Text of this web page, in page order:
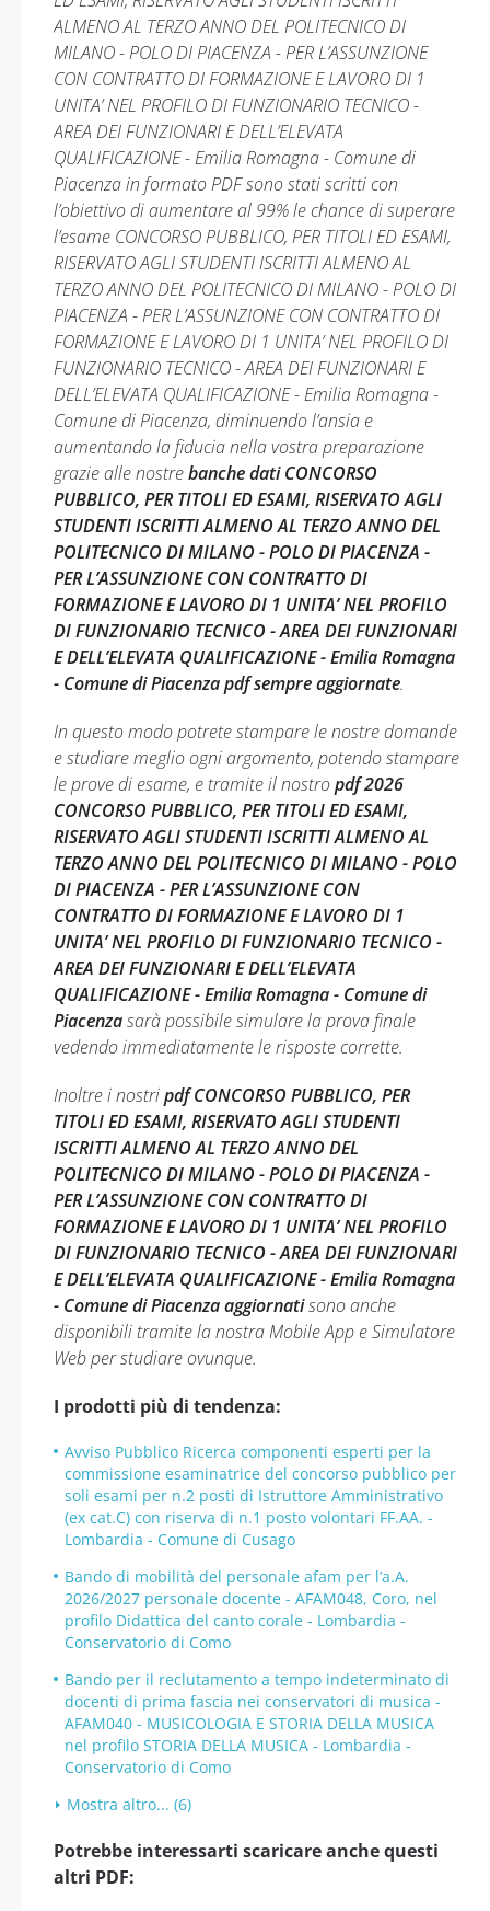
ALMENO AL TERZO ANNO DEL POLITECNICO DI
MILANO - POLO DI PIACENZA - PER L’ASSUNZIONE
CON CONTRATTO DI FORMAZIONE E LAVORO DI 1
UNITA’ NEL PROFILO DI FUNZIONARIO TECNICO -
AREA DEI FUNZIONARI E DELL’ELEVATA
QUALIFICAZIONE - Emilia Romagna - Comune di
Piacenza in formato PDF sono stati scritti con
l’obiettivo di aumentare al 99% le chance di superare
l’esame CONCORSO PUBBLICO, PER TITOLI ED ESAMI,
RISERVATO AGLI STUDENTI ISCRITTI ALMENO AL
TERZO ANNO DEL POLITECNICO DI MILANO - POLO DI
PIACENZA - PER L’ASSUNZIONE CON CONTRATTO DI
FORMAZIONE E LAVORO DI 1 UNITA’ NEL PROFILO DI
FUNZIONARIO TECNICO - AREA DEI FUNZIONARI E
DELL’ELEVATA QUALIFICAZIONE - Emilia Romagna -
Comune di Piacenza, diminuendo l’ansia e
aumentando la fiducia nella vostra preparazione
grazie alle nostrebanche dati CONCORSO
PUBBLICO, PER TITOLI ED ESAMI, RISERVATO AGLI
STUDENTI ISCRITTI ALMENO AL TERZO ANNO DEL
POLITECNICO DI MILANO - POLO DI PIACENZA -
PER L’ASSUNZIONE CON CONTRATTO DI
FORMAZIONE E LAVORO DI 1 UNITA’ NEL PROFILO
DI FUNZIONARIO TECNICO - AREA DEI FUNZIONARI
E DELL’ELEVATA QUALIFICAZIONE - Emilia Romagna
- Comune di Piacenza pdf sempre aggiornate.
In questo modo potrete stampare le nostre domande
e studiare meglio ogni argomento, potendo stampare
le prove di esame, e tramite il nostropdf 2026
CONCORSO PUBBLICO, PER TITOLI ED ESAMI,
RISERVATO AGLI STUDENTI ISCRITTI ALMENO AL
TERZO ANNO DEL POLITECNICO DI MILANO - POLO
DI PIACENZA - PER L’ASSUNZIONE CON
CONTRATTO DI FORMAZIONE E LAVORO DI 1
UNITA’ NEL PROFILO DI FUNZIONARIO TECNICO -
AREA DEI FUNZIONARI E DELL’ELEVATA
QUALIFICAZIONE - Emilia Romagna - Comune di
Piacenzasarà possibile simulare la prova finale
vedendo immediatamente le risposte corrette.
Inoltre i nostripdf CONCORSO PUBBLICO, PER
TITOLI ED ESAMI, RISERVATO AGLI STUDENTI
ISCRITTI ALMENO AL TERZO ANNO DEL
POLITECNICO DI MILANO - POLO DI PIACENZA -
PER L’ASSUNZIONE CON CONTRATTO DI
FORMAZIONE E LAVORO DI 1 UNITA’ NEL PROFILO
DI FUNZIONARIO TECNICO - AREA DEI FUNZIONARI
E DELL’ELEVATA QUALIFICAZIONE - Emilia Romagna
- Comune di Piacenza aggiornatisono anche
disponibili tramite la nostra Mobile App e Simulatore
Web per studiare ovunque.
I prodotti più di tendenza:
Avviso Pubblico Ricerca componenti esperti per la
commissione esaminatrice del concorso pubblico per
soli esami per n.2 posti di Istruttore Amministrativo
(ex cat.C) con riserva di n.1 posto volontari FF.AA. -
Lombardia - Comune di Cusago
Bando di mobilità del personale afam per l’a.A.
2026/2027 personale docente - AFAM048, Coro, nel
profilo Didattica del canto corale - Lombardia -
Conservatorio di Como
Bando per il reclutamento a tempo indeterminato di
docenti di prima fascia nei conservatori di musica -
AFAM040 - MUSICOLOGIA E STORIA DELLA MUSICA
nel profilo STORIA DELLA MUSICA - Lombardia -
Conservatorio di Como
Mostra altro... (6)
Potrebbe interessarti scaricare anche questi
altri PDF: